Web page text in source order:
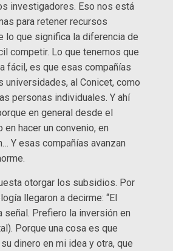
investigadores. Eso nos está
para retener recursos
lo que significa la diferencia de
competir. Lo que tenemos que
fácil, es que esas compañías
universidades, al Conicet, como
personas individuales. Y ahí
en general desde el
en hacer un convenio, en
Y esas compañías avanzan
otorgar los subsidios. Por
llegaron a decirme: “El
señal. Prefiero la inversión en
Porque una cosa es que
dinero en mi idea y otra, que